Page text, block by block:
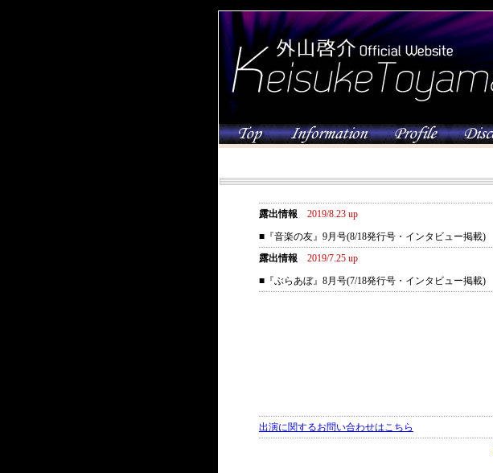
露出情報 2019/8.23 up
■『音楽の友』9月号(8/18発行号・インタビュー掲載)
露出情報 2019/7.25 up
■『ぶらあぼ』8月号(7/18発行号・インタビュー掲載)
出演に関するお問い合わせはこちら